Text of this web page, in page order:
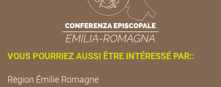
VOUS POURRIEZ AUSSI ÊTRE INTÉRESSÉ PAR::
Région Émilie Romagne